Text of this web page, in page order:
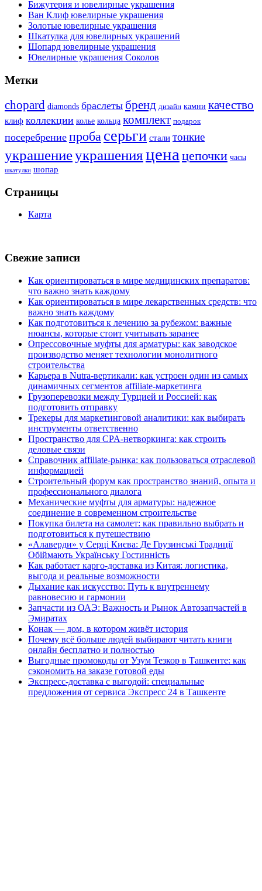
Бижутерия и ювелирные украшения
Ван Клиф ювелирные украшения
Золотые ювелирные украшения
Шкатулка для ювелирных украшений
Шопард ювелирные украшения
Ювелирные украшения Соколов
Метки
chopard diamonds браслеты бренд дизайн камни качество
клиф коллекции колье кольца комплект подарок
посеребрение проба серьги стали тонкие
украшениеукрашенияцена цепочки часы
шкатулки шопар
Страницы
Карта
Свежие записи
Как ориентироваться в мире медицинских препаратов:
что важно знать каждому
Как ориентироваться в мире лекарственных средств: что
важно знать каждому
Как подготовиться к лечению за рубежом: важные
нюансы, которые стоит учитывать заранее
Опрессовочные муфты для арматуры: как заводское
производство меняет технологии монолитного
строительства
Карьера в Nutra-вертикали: как устроен один из самых
динамичных сегментов affiliate-маркетинга
Грузоперевозки между Турцией и Россией: как
подготовить отправку
Трекеры для маркетинговой аналитики: как выбирать
инструменты ответственно
Пространство для CPA-нетворкинга: как строить
деловые связи
Справочник affiliate-рынка: как пользоваться отраслевой
информацией
Строительный форум как пространство знаний, опыта и
профессионального диалога
Механические муфты для арматуры: надежное
соединение в современном строительстве
Покупка билета на самолет: как правильно выбрать и
подготовиться к путешествию
«Алаверди» у Серці Києва: Де Грузинські Традиції
Обіймають Українську Гостинність
Как работает карго-доставка из Китая: логистика,
выгода и реальные возможности
Дыхание как искусство: Путь к внутреннему
равновесию и гармонии
Запчасти из ОАЭ: Важность и Рынок Автозапчастей в
Эмиратах
Конак — дом, в котором живёт история
Почему всё больше людей выбирают читать книги
онлайн бесплатно и полностью
Выгодные промокоды от Узум Тезкор в Ташкенте: как
сэкономить на заказе готовой еды
Экспресс-доставка с выгодой: специальные
предложения от сервиса Экспресс 24 в Ташкенте